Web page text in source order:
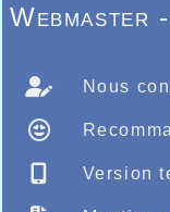
Webmaster
Nous
Version